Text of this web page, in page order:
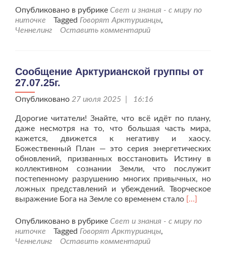
проСообщение
Арктурианской
группы
Опубликовано в рубрике Свет и знания - с миру по
ниточке
Tagged Говорят Арктурианцы,
Ченнелинг
Оставить комментарий
Сообщение Арктурианской группы от
27.07.25г.
Опубликовано 27 июля 2025 | 16:16
Дорогие читатели! Знайте, что всё идёт по плану,
даже несмотря на то, что большая часть мира,
кажется, движется к негативу и хаосу.
Божественный План — это серия энергетических
обновлений, призванных восстановить Истину в
коллективном сознании Земли, что послужит
постепенному разрушению многих привычных, но
ложных представлений и убеждений. Творческое
выражение Бога на Земле со временем стало Читать
[…]
Опубликовано в рубрике Свет и знания - с миру по
ниточке
Tagged Говорят Арктурианцы,
Ченнелинг
Оставить комментарий